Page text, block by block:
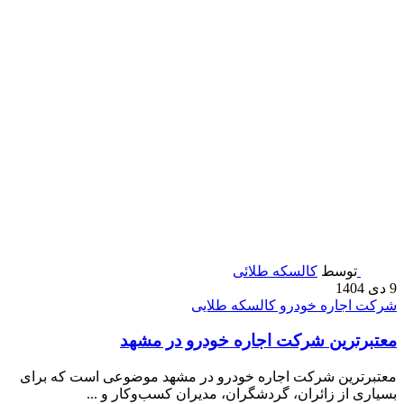
توسط کالسکه طلائی
9 دی 1404
شرکت اجاره خودرو کالسکه طلایی
معتبرترین شرکت اجاره خودرو در مشهد
معتبرترین شرکت اجاره خودرو در مشهد موضوعی است که برای
بسیاری از زائران، گردشگران، مدیران کسب‌وکار و ...